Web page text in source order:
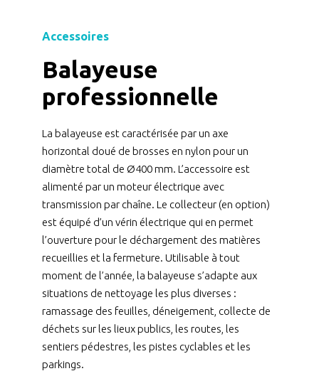
Accessoires
Balayeuse
professionnelle
La balayeuse est caractérisée par un axe
horizontal doué de brosses en nylon pour un
diamètre total de Ø400 mm. L’accessoire est
alimenté par un moteur électrique avec
transmission par chaîne. Le collecteur (en option)
est équipé d’un vérin électrique qui en permet
l’ouverture pour le déchargement des matières
recueillies et la fermeture. Utilisable à tout
moment de l’année, la balayeuse s’adapte aux
situations de nettoyage les plus diverses :
ramassage des feuilles, déneigement, collecte de
déchets sur les lieux publics, les routes, les
sentiers pédestres, les pistes cyclables et les
parkings.